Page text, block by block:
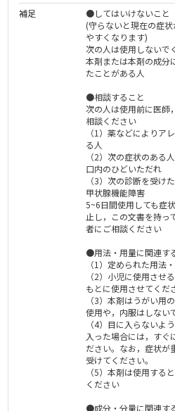
補足
●してはいけないこと
(守らないと現在の症
やすくなります)
次の人は使用しないで
本剤または本剤の成分
たことがある人
●相談すること
次の人は使用前に医師
相談ください
（1）薬などによりア
る人
（2）次の症状のある人
口内のひどいただれ
（3）次の診断を受け
甲状腺機能障害
5~6日間使用しても症
止し，この文書を持っ
者にご相談ください
●用法・用量に関連す
（1）定められた用法
（2）小児に使用させ
もとに使用させてくだ
（3）本剤はうがい用
使用や，内服はしない
（4）目に入らないよ
入った場合には，すぐ
ださい。なお，症状が
受けてください。
（5）本剤は使用する
ください
●成分・分量に関連す